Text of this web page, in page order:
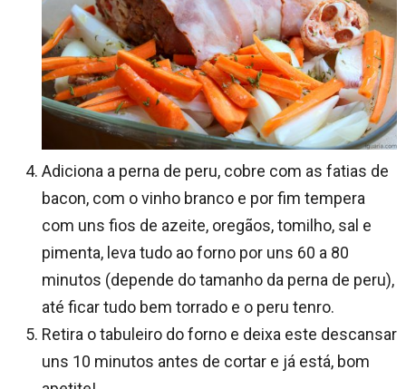
Adiciona a perna de peru, cobre com as fatias de
bacon, com o vinho branco e por fim tempera
com uns fios de azeite, oregãos, tomilho, sal e
pimenta, leva tudo ao forno por uns 60 a 80
minutos (depende do tamanho da perna de peru),
até ficar tudo bem torrado e o peru tenro.
Retira o tabuleiro do forno e deixa este descansar
uns 10 minutos antes de cortar e já está, bom